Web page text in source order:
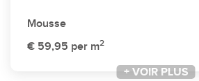
Mousse
€ 59,95 per m2
+ VOIR PLUS